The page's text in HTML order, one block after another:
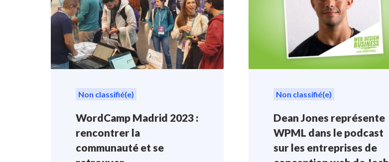
Non classifié(e)
WordCamp Madrid 2023 :
rencontrer la
communauté et se
Non classifié(e)
Dean Jones représente
WPML dans le podcast
sur les entreprises de